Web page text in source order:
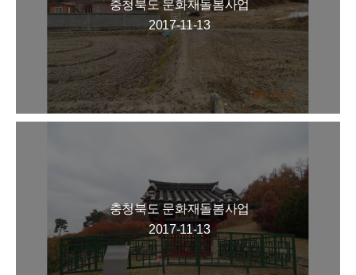
충청북도 문화재돌봄사업
2017-11-13
충청북도 문화재돌봄사업
2017-11-13